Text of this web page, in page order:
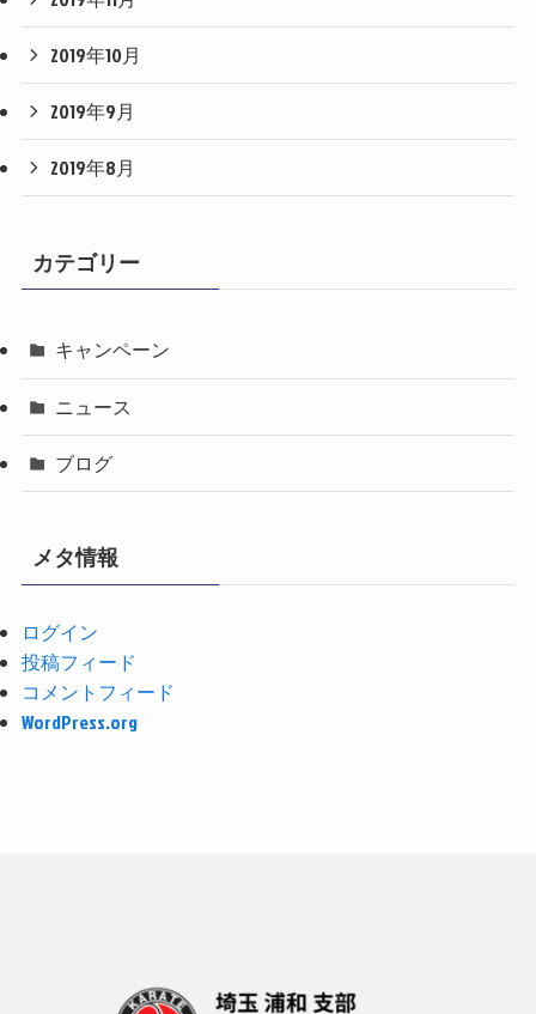
2019年10月
2019年9月
2019年8月
カテゴリー
キャンペーン
ニュース
ブログ
メタ情報
ログイン
投稿フィード
コメントフィード
WordPress.org